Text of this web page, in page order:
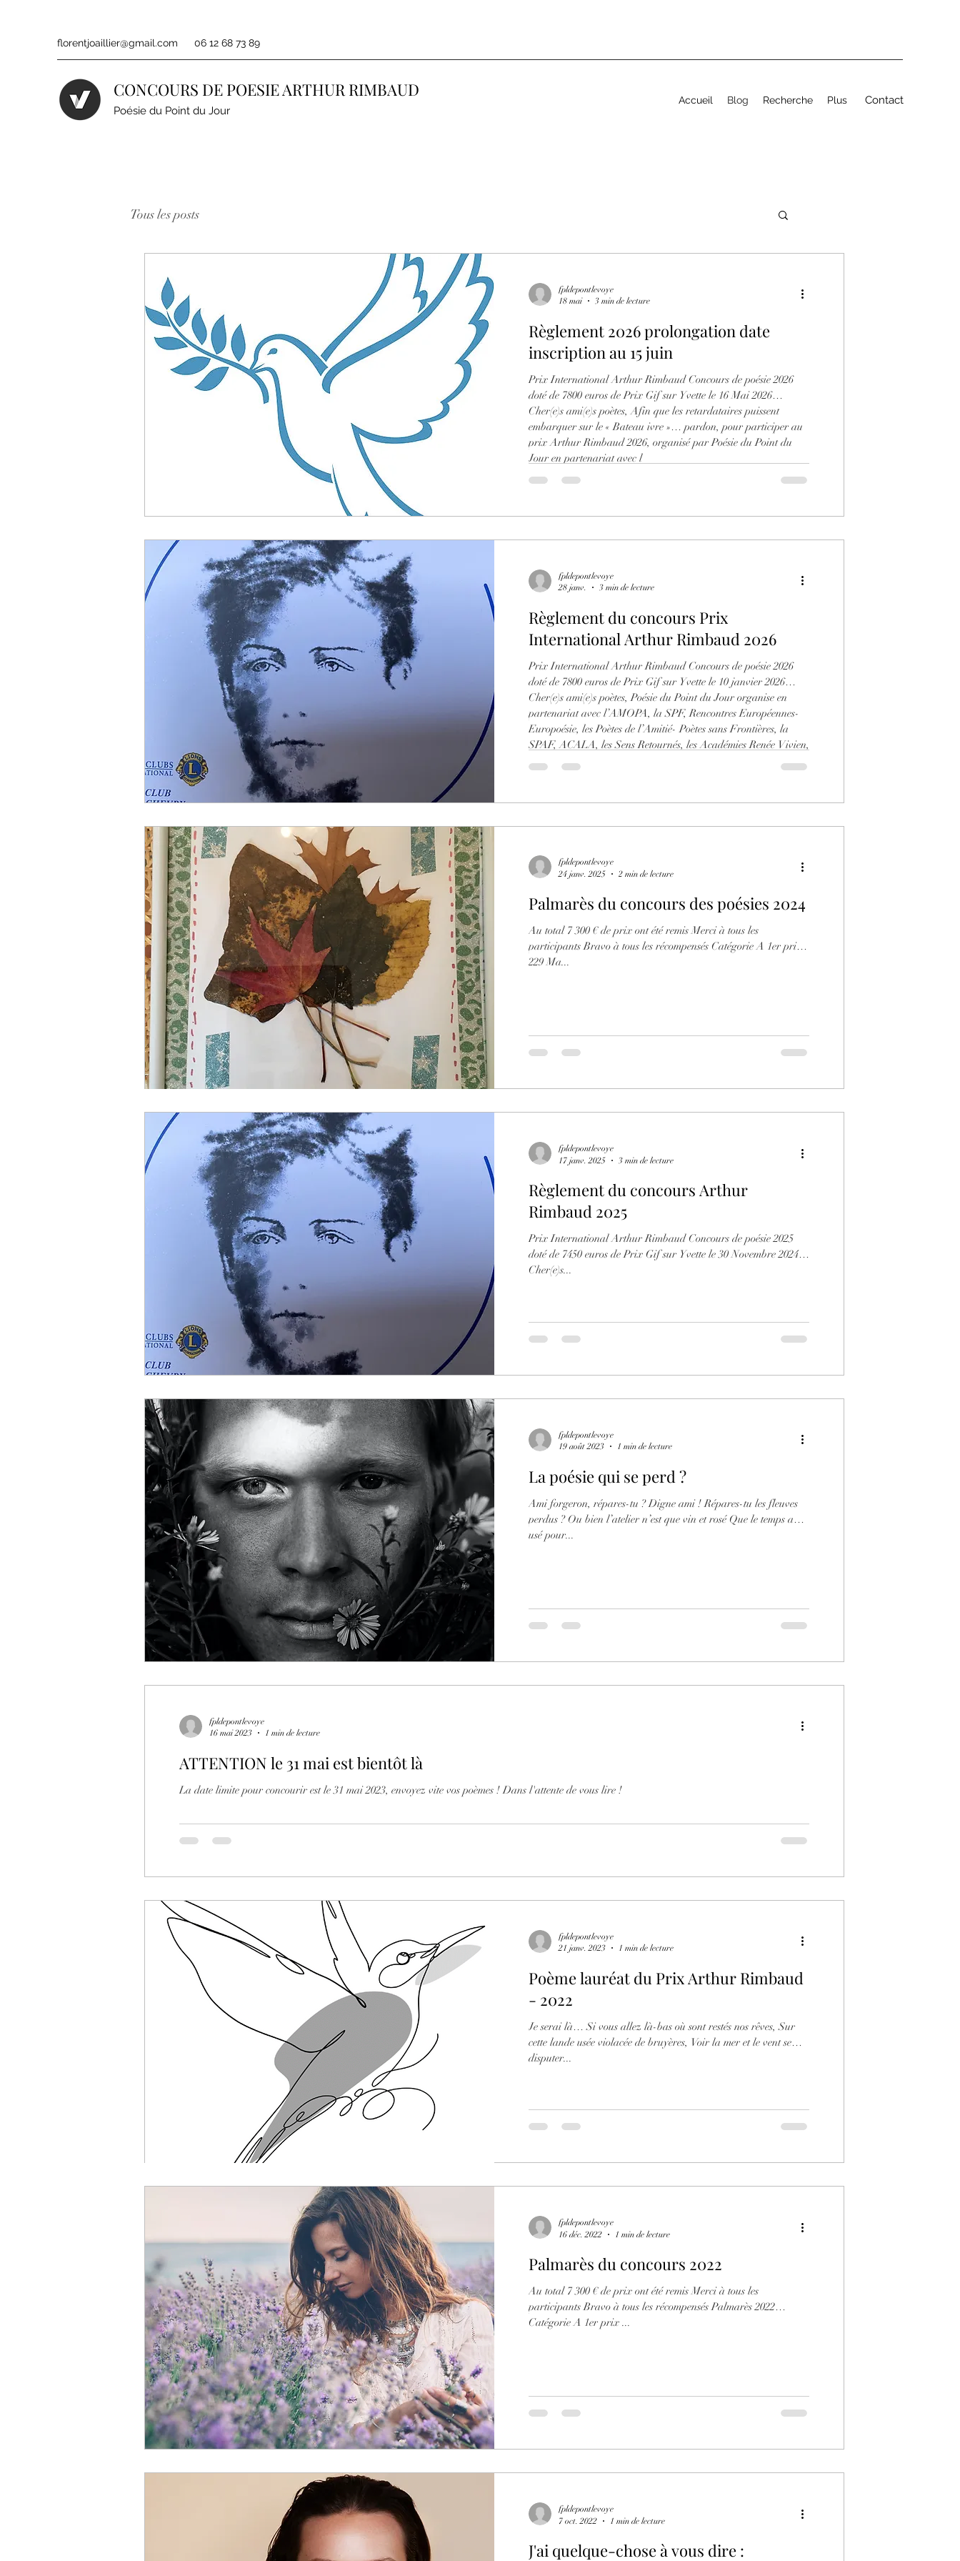
florentjoaillier@gmail.com 06 12 68 73 89
CONCOURS DE POESIE ARTHUR RIMBAUD
Poésie du Point du Jour
Accueil Blog Recherche Plus Contact
Tous les posts
fpldepontlevoye
18 mai
3 min de lecture
Règlement 2026 prolongation date
inscription au 15 juin
Prix International Arthur Rimbaud Concours de poésie 2026
doté de 7800 euros de Prix Gif sur Yvette le 16 Mai 2026
Cher(e)s ami(e)s poètes, Afin que les retardataires puissent
embarquer sur le « Bateau ivre »… pardon, pour participer au
prix Arthur Rimbaud 2026, organisé par Poésie du Point du
Jour en partenariat avec l
fpldepontlevoye
28 janv.
3 min de lecture
Règlement du concours Prix
International Arthur Rimbaud 2026
Prix International Arthur Rimbaud Concours de poésie 2026
doté de 7800 euros de Prix Gif sur Yvette le 10 janvier 2026
Cher(e)s ami(e)s poètes, Poésie du Point du Jour organise en
partenariat avec l’AMOPA, la SPF, Rencontres Européennes-
Europoésie, les Poètes de l’Amitié- Poètes sans Frontières, la
SPAF, ACALA, les Sens Retournés, les Académies Renée Vivien,
de Macon et de Villefranche sur Saône, Luna Rossa,
fpldepontlevoye
24 janv. 2025
2 min de lecture
Palmarès du concours des poésies 2024
Au total 7 300 € de prix ont été remis Merci à tous les
participants Bravo à tous les récompensés Catégorie A 1er prix
229 Ma...
fpldepontlevoye
17 janv. 2025
3 min de lecture
Règlement du concours Arthur
Rimbaud 2025
Prix International Arthur Rimbaud Concours de poésie 2025
doté de 7450 euros de Prix Gif sur Yvette le 30 Novembre 2024
Cher(e)s...
fpldepontlevoye
19 août 2023
1 min de lecture
La poésie qui se perd ?
Ami forgeron, répares-tu ? Digne ami ! Répares-tu les fleuves
perdus ? Ou bien l’atelier n’est que vin et rosé Que le temps a
usé pour...
fpldepontlevoye
16 mai 2023
1 min de lecture
ATTENTION le 31 mai est bientôt là
La date limite pour concourir est le 31 mai 2023, envoyez vite vos poèmes ! Dans l'attente de vous lire !
fpldepontlevoye
21 janv. 2023
1 min de lecture
Poème lauréat du Prix Arthur Rimbaud
- 2022
Je serai là… Si vous allez là-bas où sont restés nos rêves, Sur
cette lande usée violacée de bruyères, Voir la mer et le vent se
disputer...
fpldepontlevoye
16 déc. 2022
1 min de lecture
Palmarès du concours 2022
Au total 7 300 € de prix ont été remis Merci à tous les
participants Bravo à tous les récompensés Palmarès 2022
Catégorie A 1er prix ...
fpldepontlevoye
7 oct. 2022
1 min de lecture
J'ai quelque-chose à vous dire :